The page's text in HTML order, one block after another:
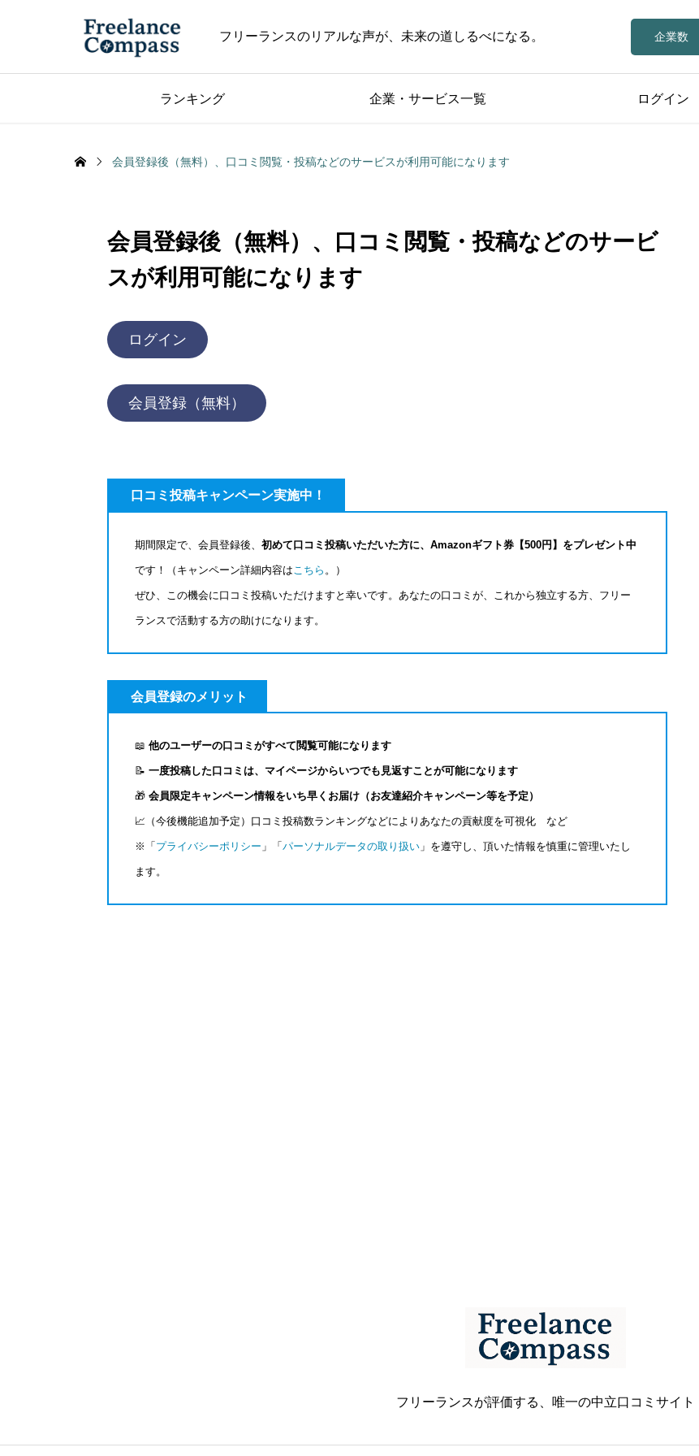
フリーランスのリアルな声が、未来の道しるべになる。 企業数
ランキング 企業・サービス一覧 ログイン
会員登録後（無料）、口コミ閲覧・投稿などのサービスが利用可能になります
会員登録後（無料）、口コミ閲覧・投稿などのサービ
スが利用可能になります
ログイン
会員登録（無料）
口コミ投稿キャンペーン実施中！
期間限定で、会員登録後、 初めて口コミ投稿いただいた方に、Amazonギフト券【500円】をプレゼント中
です！（キャンペーン詳細内容は こちら 。）
ぜひ、この機会に口コミ投稿いただけますと幸いです。あなたの口コミが、これから独立する方、フリー
ランスで活動する方の助けになります。
会員登録のメリット
📖 他のユーザーの口コミがすべて閲覧可能になります
📝 一度投稿した口コミは、マイページからいつでも見返すことが可能になります
🎁 会員限定キャンペーン情報をいち早くお届け（お友達紹介キャンペーン等を予定）
📈（今後機能追加予定）口コミ投稿数ランキングなどによりあなたの貢献度を可視化 など
※「 プライバシーポリシー 」「 パーソナルデータの取り扱い 」を遵守し、頂いた情報を慎重に管理いたし
ます。
フリーランスが評価する、唯一の中立口コミサイト